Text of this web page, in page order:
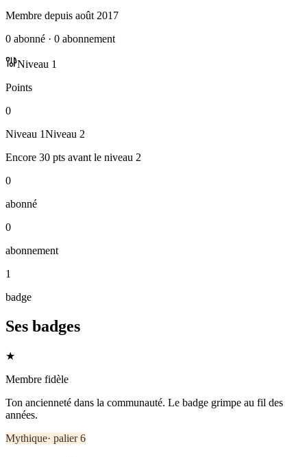
Membre depuis août 2017
0 abonné · 0 abonnement
Niveau 1
Points
0
Niveau 1Niveau 2
Encore 30 pts avant le niveau 2
0
abonné
0
abonnement
1
badge
Ses badges
★
Membre fidèle
Ton ancienneté dans la communauté. Le badge grimpe au fil des
années.
Mythique· palier6